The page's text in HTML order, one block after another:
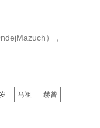
），
马祖 赫曾